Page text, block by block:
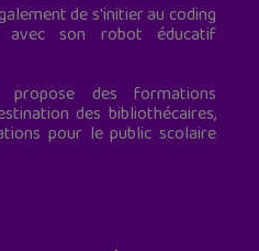
de s'initier au coding
son robot éducatif
propose des formations
des bibliothécaires,
pour le public scolaire